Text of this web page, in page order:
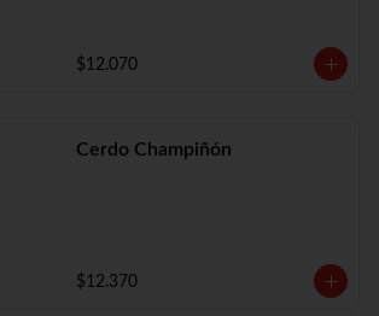
$12.070
Cerdo Champiñón
$12.370